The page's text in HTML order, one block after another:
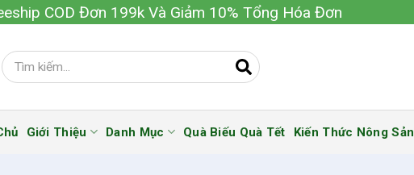
COD Đơn 199k Và Giảm 10% Tổng Hóa Đơn
Giới Thiệu Danh Mục Quà Biếu Quà Tết Kiến Thức Nông Sản